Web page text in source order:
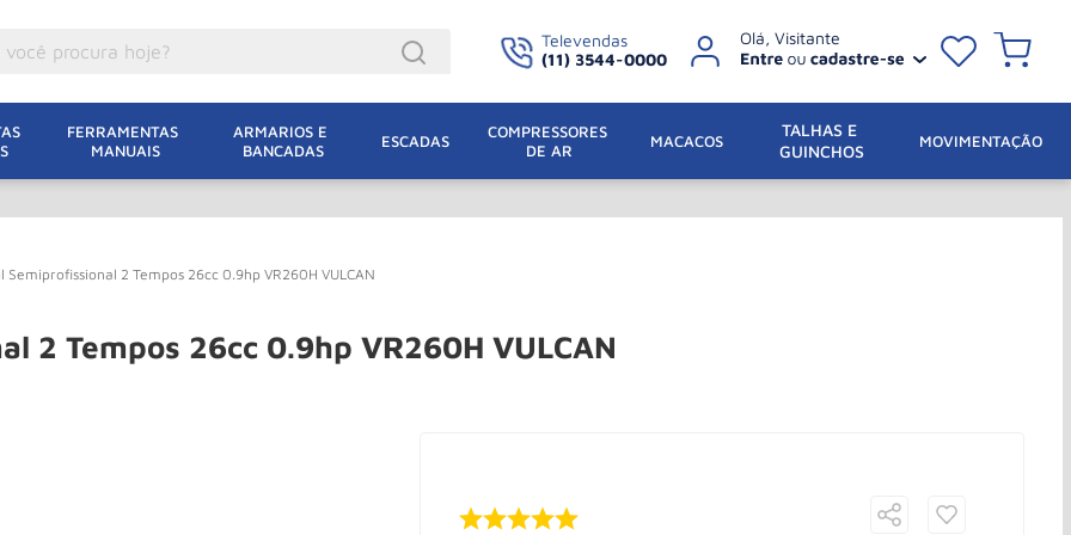
Televendas
(11) 3544-0000
FERRAMENTAS
MANUAIS
ARMARIOS E
BANCADAS
ESCADAS
COMPRESSORES
DE AR
MACACOS
TALHAS E
GUINCHOS
MOVIMENTAÇÃO
2 Tempos 26cc 0.9hp VR260H VULCAN
2 Tempos 26cc 0.9hp VR260H VULCAN
Eletrica